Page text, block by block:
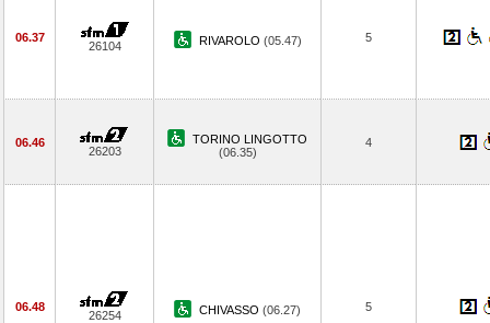
06.37
26104 RIVAROLO (05.47) 5
06.46
26203
TORINO LINGOTTO
(06.35)
4
06.48
26254 CHIVASSO (06.27) 5